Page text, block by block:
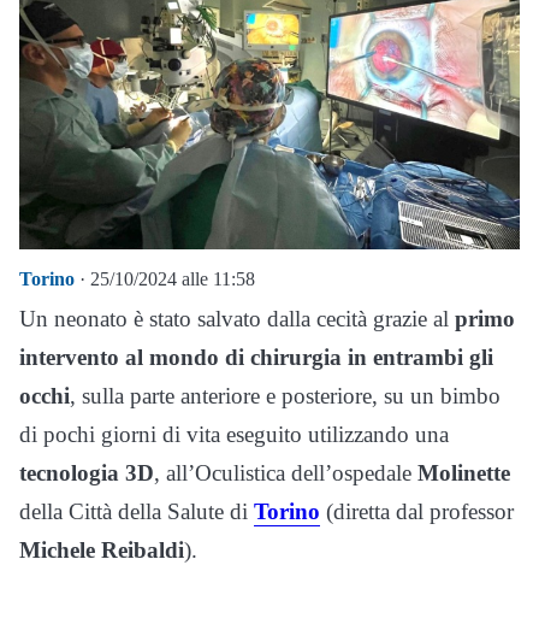
Torino · 25/10/2024 alle 11:58
Un neonato è stato salvato dalla cecità grazie al primo
intervento al mondo di chirurgia in entrambi gli
occhi, sulla parte anteriore e posteriore, su un bimbo
di pochi giorni di vita eseguito utilizzando una
tecnologia 3D, all’Oculistica dell’ospedale Molinette
della Città della Salute di Torino (diretta dal professor
Michele Reibaldi).